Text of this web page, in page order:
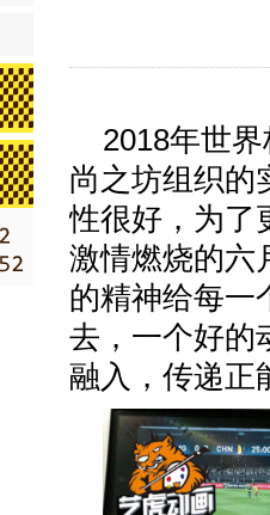
2018年世
尚之坊组织的
性很好，为了
激情燃烧的六
的精神给每一
去，一个好的
融入，传递正